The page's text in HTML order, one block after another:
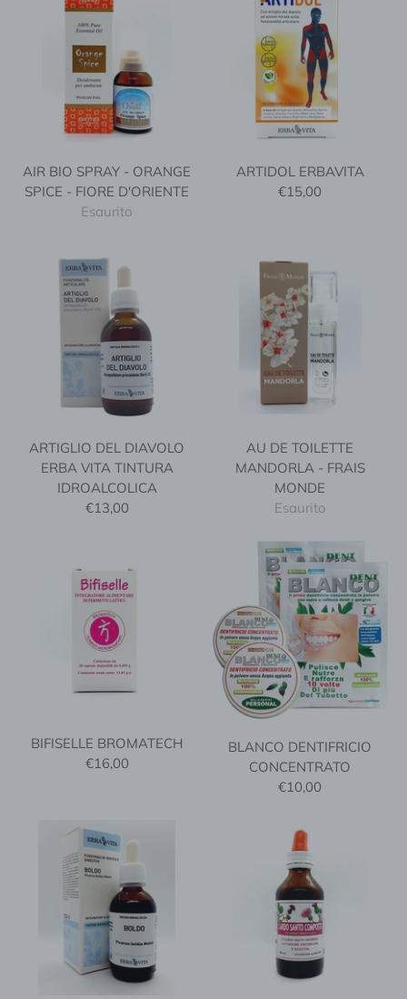
AIR BIO SPRAY - ORANGE
SPICE - FIORE D'ORIENTE
Esaurito
ARTIDOL ERBAVITA
€15,00
ARTIGLIO DEL DIAVOLO
ERBA VITA TINTURA
IDROALCOLICA
€13,00
AU DE TOILETTE
MANDORLA - FRAIS
MONDE
Esaurito
BIFISELLE BROMATECH
€16,00
BLANCO DENTIFRICIO
CONCENTRATO
€10,00